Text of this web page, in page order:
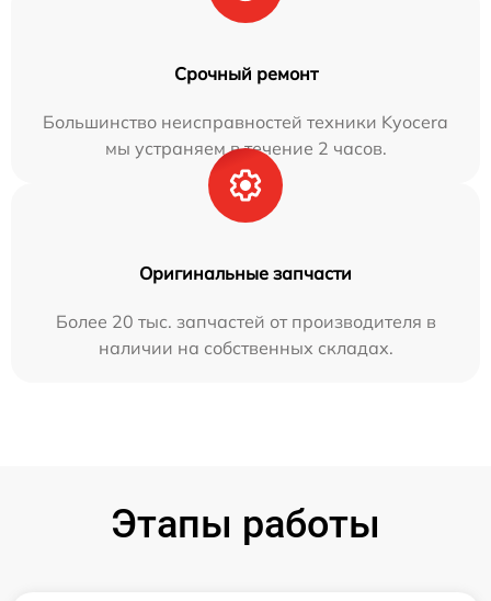
Срочный ремонт
Большинство неисправностей техники Kyocera
мы устраняем в течение 2 часов.
Оригинальные запчасти
Более 20 тыс. запчастей от производителя в
наличии на собственных складах.
Этапы работы